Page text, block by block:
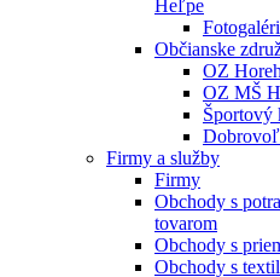
Heľpe
Občianske
OZ
OZ MŠ
Športový
Firmy a služby
Firmy
Obchody s
tovarom
Obchody s
Obchody s